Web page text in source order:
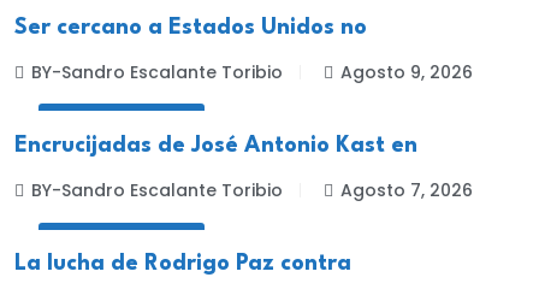
Ser cercano a Estados Unidos no
BY-Sandro Escalante Toribio Agosto 9, 2026
Encrucijadas de José Antonio Kast en
BY-Sandro Escalante Toribio Agosto 7, 2026
La lucha de Rodrigo Paz contra